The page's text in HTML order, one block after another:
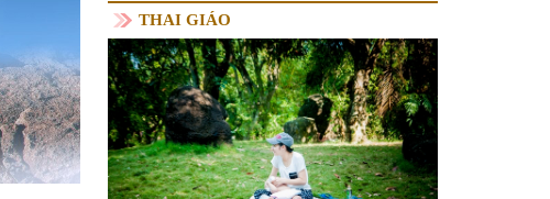
THAI GIÁO